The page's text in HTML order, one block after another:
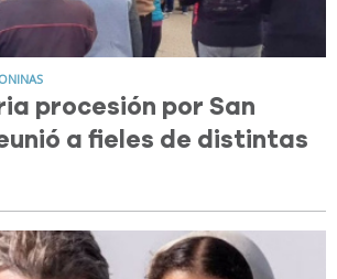
procesión por San
a fieles de distintas